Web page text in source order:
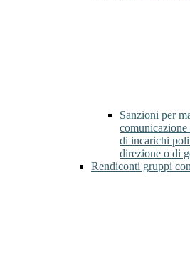
Sanzioni per
di incarichi
direzione o di
Rendiconti gruppi